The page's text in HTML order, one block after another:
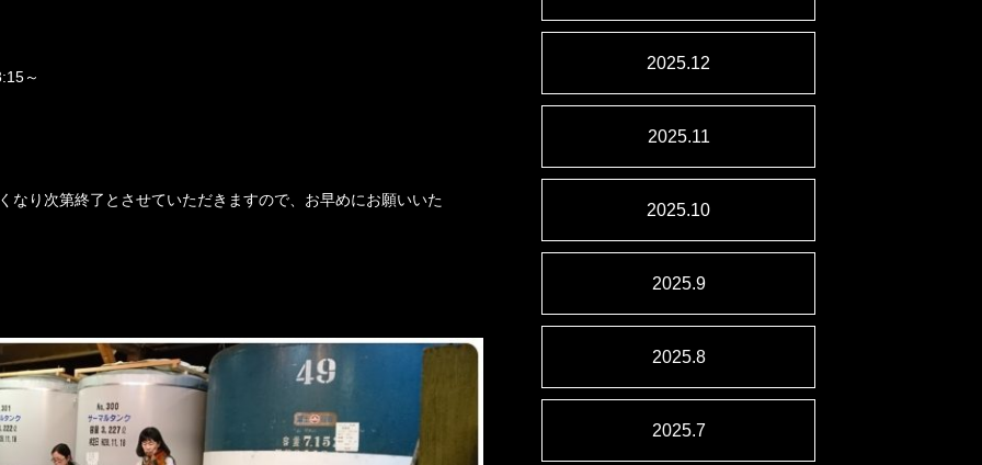
～
り次第終了とさせていただきますので、お早めにお願いいた
2025.12
2025.11
2025.10
2025.9
2025.8
2025.7